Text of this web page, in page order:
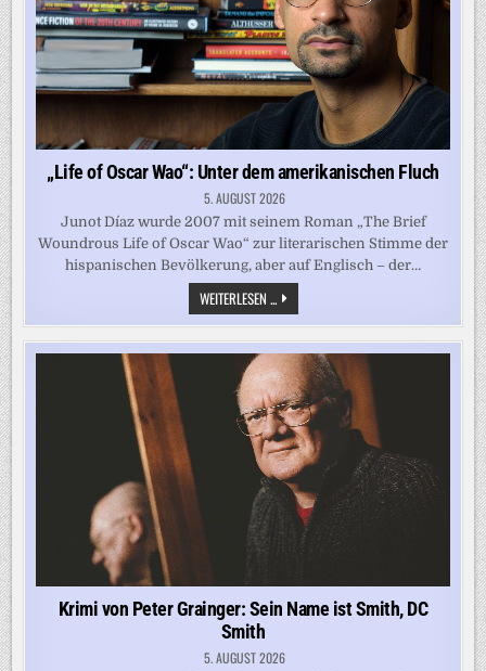
„Life of Oscar Wao“: Unter dem amerikanischen Fluch
5. AUGUST 2026
Junot Díaz wurde 2007 mit seinem Roman „The Brief
Woundrous Life of Oscar Wao“ zur literarischen Stimme der
hispanischen Bevölkerung, aber auf Englisch – der…
WEITERLESEN ...„LIFE
OF
OSCAR
WAO“:
UNTER
DEM
AMERIKANISCHEN
FLUCH
Krimi von Peter Grainger: Sein Name ist Smith, DC
Smith
5. AUGUST 2026